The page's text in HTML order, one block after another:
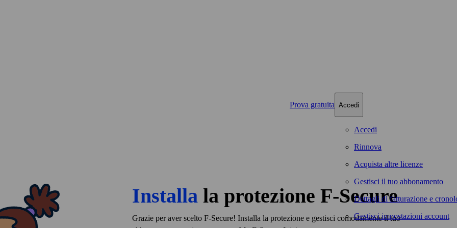
Prova gratuita Accedi
Accedi
Rinnova
Acquista altre licenze
Gestisci il tuo abbonamento
Dettagli di fatturazione e
Gestisci impostazioni account
Installala protezione F‑Secure
Grazie per aver scelto F‑Secure! Installa la protezione e gestisci comodamente il tuo